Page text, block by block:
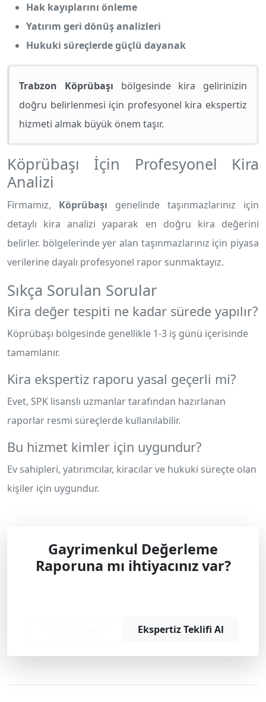
Hak kayıplarını önleme
Yatırım geri dönüş analizleri
Hukuki süreçlerde güçlü dayanak
Trabzon Köprübaşı bölgesinde kira gelirinizin
doğru belirlenmesi için profesyonel kira ekspertiz
hizmeti almak büyük önem taşır.
Köprübaşı İçin Profesyonel Kira
Analizi
Firmamız, Köprübaşı genelinde taşınmazlarınız için
detaylı kira analizi yaparak en doğru kira değerini
belirler. bölgelerinde yer alan taşınmazlarınız için piyasa
verilerine dayalı profesyonel rapor sunmaktayız.
Sıkça Sorulan Sorular
Kira değer tespiti ne kadar sürede yapılır?
Köprübaşı bölgesinde genellikle 1-3 iş günü içerisinde
tamamlanır.
Kira ekspertiz raporu yasal geçerli mi?
Evet, SPK lisanslı uzmanlar tarafından hazırlanan
raporlar resmi süreçlerde kullanılabilir.
Bu hizmet kimler için uygundur?
Ev sahipleri, yatırımcılar, kiracılar ve hukuki süreçte olan
kişiler için uygundur.
Gayrimenkul Değerleme
Raporuna mı ihtiyacınız var?
Ekspertiz Teklifi Al